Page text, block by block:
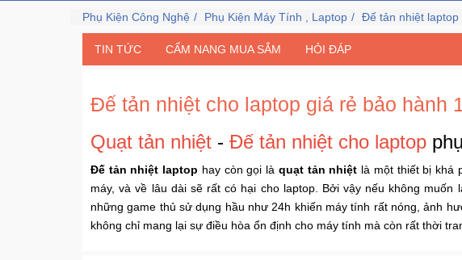
Phụ Kiện Công Nghệ Phụ Kiện Máy Tính , Laptop Đế tản nhiệt laptop
TIN TỨC CẨM NANG MUA SẮM HỎI ĐÁP
Đế tản nhiệt cho laptop giá rẻ bảo hành
Quạt tản nhiệt - Đế tản nhiệt cho laptop
Đế tản nhiệt laptop hay còn gọi là quạt tản nhiệt là một thiết bị khá
máy, và về lâu dài sẽ rất có hại cho laptop. Bởi vậy nếu không
những game thủ sử dụng hầu như 24h khiến máy tính rất nóng, ảnh
không chỉ mang lại sự điều hòa ổn định cho máy tính mà còn rất thời